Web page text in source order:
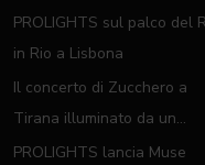
PROLIGHTS sul palco del
in Rio a Lisbona
Il concerto di Zucchero a
Tirana illuminato da un
completo rig PROLIGHTS
PROLIGHTS lancia Muse